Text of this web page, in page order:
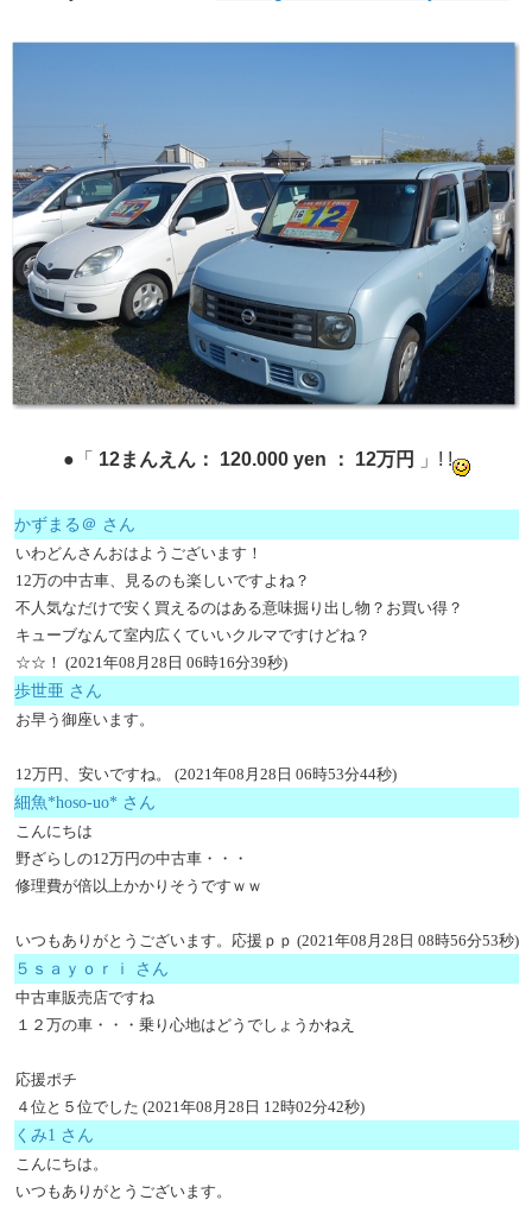
●「 12まんえん： 120.000 yen ： 12万円 」! !
かずまる＠ さん
いわどんさんおはようございます！
12万の中古車、見るのも楽しいですよね？
不人気なだけで安く買えるのはある意味掘り出し物？お買い得？
キューブなんて室内広くていいクルマですけどね？
☆☆！ (2021年08月28日 06時16分39秒)
歩世亜 さん
お早う御座います。
12万円、安いですね。 (2021年08月28日 06時53分44秒)
細魚*hoso-uo* さん
こんにちは
野ざらしの12万円の中古車・・・
修理費が倍以上かかりそうですｗｗ
いつもありがとうございます。応援ｐｐ (2021年08月28日 08時56分53秒)
５ｓａｙｏｒｉ さん
中古車販売店ですね
１２万の車・・・乗り心地はどうでしょうかねえ
応援ポチ
４位と５位でした (2021年08月28日 12時02分42秒)
くみ1 さん
こんにちは。
いつもありがとうございます。